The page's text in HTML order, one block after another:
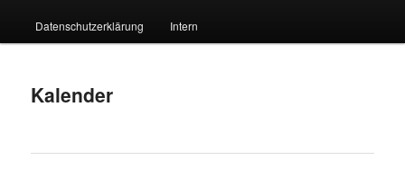
Datenschutzerklärung Intern
Kalender